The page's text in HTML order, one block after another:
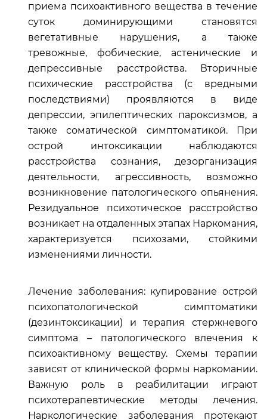
приема психоактивного вещества в течение
суток доминирующими становятся
вегетативные нарушения, а также
тревожные, фобические, астенические и
депрессивные расстройства. Вторичные
психические расстройства (с вредными
последствиями) проявляются в виде
депрессии, эпилептических пароксизмов, а
также соматической симптоматикой. При
острой интоксикации наблюдаются
расстройства сознания, дезорганизация
деятельности, агрессивность, возможно
возникновение патологического опьянения.
Резидуальное психотическое расстройство
возникает на отдаленных этапах Наркомания,
характеризуется психозами, стойкими
изменениями личности.
Лечение заболевания: купирование острой
психопатологической симптоматики
(дезинтоксикации) и терапия стержневого
симптома – патологического влечения к
психоактивному веществу. Схемы терапии
зависят от клинической формы наркомании.
Важную роль в реабилитации играют
психотерапевтические методы лечения.
Наркологические заболевания протекают